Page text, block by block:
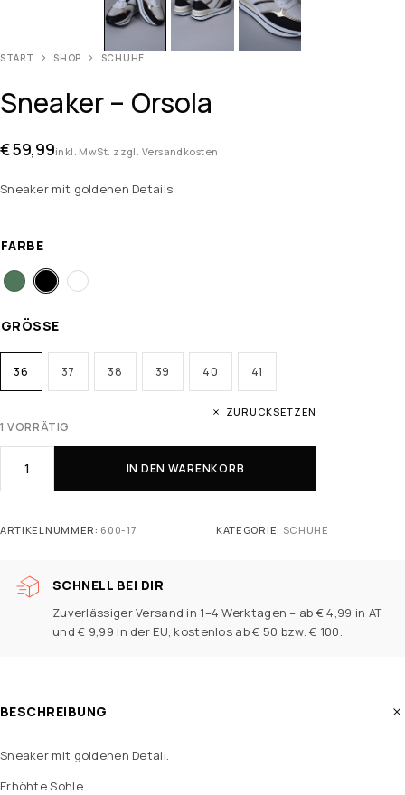
START SHOP SCHUHE
Sneaker – Orsola
€59,99inkl. MwSt. zzgl. Versandkosten
Sneaker mit goldenen Details
FARBE
GRÖSSE
36 37 38 39 40 41
ZURÜCKSETZEN
1 VORRÄTIG
IN DEN WARENKORB
ARTIKELNUMMER: 600-17 KATEGORIE: SCHUHE
SCHNELL BEI DIR
Zuverlässiger Versand in 1–4 Werktagen – ab € 4,99 in AT
und € 9,99 in der EU, kostenlos ab € 50 bzw. € 100.
BESCHREIBUNG
Sneaker mit goldenen Detail.
Erhöhte Sohle.